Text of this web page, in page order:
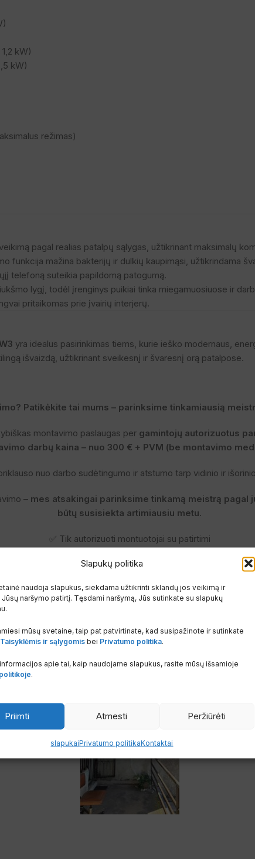
Slapukų politika
naudoja slapukus, siekdama užtikrinti sklandų jos veikimą ir
naršymo patirtį. Tęsdami naršymą, Jūs sutinkate su slapukų
mūsų svetaine, taip pat patvirtinate, kad susipažinote ir sutinkate
Taisyklėmis ir sąlygomis bei Privatumo politika.
apie tai, kaip naudojame slapukus, rasite mūsų išsamioje
.
Priimti Atmesti Peržiūrėti
slapukaiPrivatumo politikaKontaktai
kW)
kW)
režimas)
pagal realias patalpų sąlygas, užtikrinant maksimalų
funkcija mažina bakterijų ir dulkių kaupimąsi, užtikrindama
telefoną suteikia papildomą patogumą.
lygį, todėl įrenginys puikiai tinka miegamuosiuose ir
pritaikomas prie įvairių interjerų.
yra idealus pasirinkimas tiems, kurie ieško modernaus,
išvaizdą, užtikrinant sveikesnį ir švaresnį orą patalpose.
Patikėkite tai mums – parinksime tinkamiausią
montavimo paslaugas per gamintojų autorizuotus
darbų kaina – nuo 300 € + PVM (be montavimo
nuo darbo sudėtingumo ir atstumo tarp vidinio ir
– mes atsakingai parinksime tinkamą meistrą
būtų susisiekta artimiausiu metu.
✅ Tik autorizuoti montuotojai su patirtimi
✅ Montavimo darbai pagal gamintojo reikalavimus – išlieka
✅ Jokių rūpesčių – vienas užsakymas, viskuo pasirūpinsime mes
įrangą su pasitikėjimu – komfortu pasirūpinsime
Tikri montavimo pavyzdžiai iš klientų aplinkos